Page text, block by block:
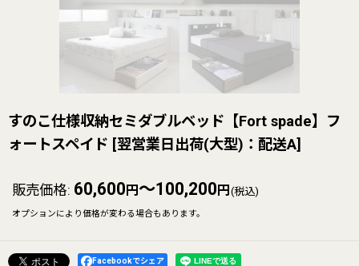
すのこ仕様収納セミダブルベッド【Fort spade】フ
ォートスペイド [翌営業日出荷(大型)：配送A]
販売価格: 60,600 円 ～100,200 円 (税込)
オプションにより価格が変わる場合もあります。
Facebookでシェア